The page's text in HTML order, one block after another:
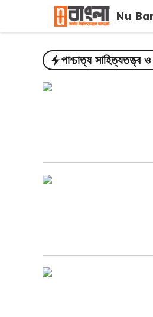
content
Nu
পাশ্চাত্য সাহিত্যতত্ত্ব